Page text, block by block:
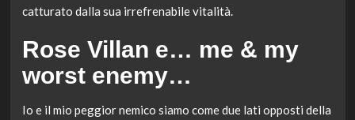
catturato dalla sua irrefrenabile vitalità.
Rose Villan e… me & my
worst enemy…
Io e il mio peggior nemico siamo come due lati opposti della